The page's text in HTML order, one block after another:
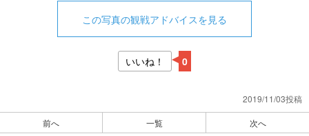
この写真の観戦アドバイスを見る
いいね！ 0
2019/11/03投稿
前へ 一覧 次へ